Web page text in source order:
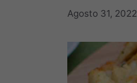
Agosto 31, 2022